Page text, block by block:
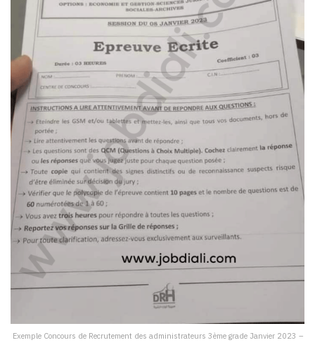
Exemple Concours de Recrutement des administrateurs 3ème grade Janvier 2023 –